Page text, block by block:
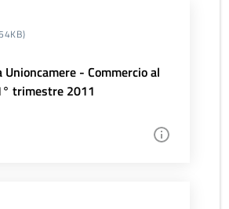
- Commercio al
trimestre 2011